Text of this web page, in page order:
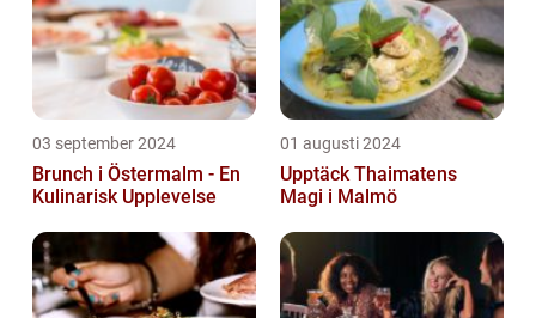
03 september 2024
Brunch i Östermalm - En
Kulinarisk Upplevelse
01 augusti 2024
Upptäck Thaimatens
Magi i Malmö